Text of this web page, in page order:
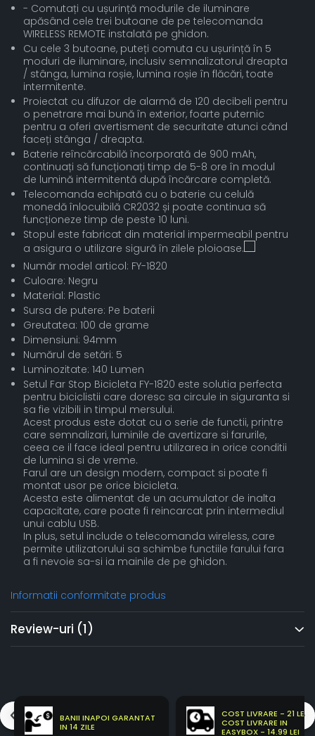
- Comutați cu ușurință modurile de iluminare
apăsând cele trei butoane de pe telecomanda
WIRELESS REMOTE instalată pe ghidon.
Cu cele 3 butoane, puteți comuta cu ușurință în 5
moduri de iluminare, inclusiv semnalizatorul dreapta
/ stânga, lumina roșie, lumina roșie în flăcări, toate
intermitente.
Proiectat cu difuzor de alarmă de 120 decibeli pentru
o penetrare mai bună în exterior, foarte puternic
pentru a oferi avertisment de securitate atunci când
faceți stânga / dreapta.
Baterie reîncărcabilă încorporată de 900 mAh,
continuați să funcționați timp de 5-8 ore în modul
de lumină intermitentă după încărcare completă.
Telecomanda echipată cu o baterie cu celulă
monedă înlocuibilă CR2032 și poate continua să
funcționeze timp de peste 10 luni.
Stopul este fabricat din material impermeabil pentru
a asigura o utilizare sigură în zilele ploioase.
Număr model articol: FY-1820
Culoare: Negru
Material: Plastic
Sursa de putere: Pe baterii
Greutatea: 100 de grame
Dimensiuni: 94mm
Numărul de setări: 5
Luminozitate: 140 Lumen
Setul Far Stop Bicicleta FY-1820 este solutia perfecta
pentru biciclistii care doresc sa circule in siguranta si
sa fie vizibili in timpul mersului.
Acest produs este dotat cu o serie de functii, printre
care semnalizari, luminile de avertizare si farurile,
ceea ce il face ideal pentru utilizarea in orice conditii
de lumina si de vreme.
Farul are un design modern, compact si poate fi
montat usor pe orice bicicleta.
Acesta este alimentat de un acumulator de inalta
capacitate, care poate fi reincarcat prin intermediul
unui cablu USB.
In plus, setul include o telecomanda wireless, care
permite utilizatorului sa schimbe functiile farului fara
a fi nevoie sa-si ia mainile de pe ghidon.
Informatii conformitate produs
Review-uri (1)
BANII INAPOI GARANTAT
IN 14 ZILE
COST LIVRARE - 21 LEI
COST LIVRARE IN
EASYBOX - 14.99 LEI